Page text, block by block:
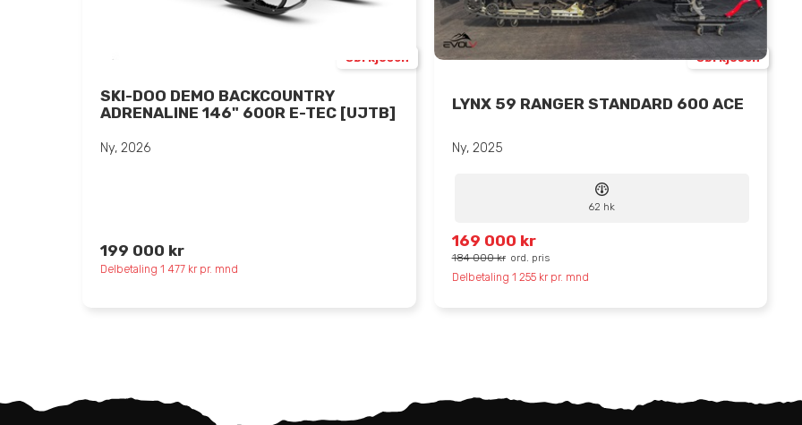
SKI-DOO DEMO BACKCOUNTRY
ADRENALINE 146" 600R E-TEC [UJTB]
Ny, 2026
Sørkjosen
199 000 kr
Delbetaling 1 477 kr pr. mnd
LYNX 59 RANGER STANDARD 600 ACE
Ny, 2025
Sørkjosen
62 hk
169 000 kr
184 000 kr ord. pris
Delbetaling 1 255 kr pr. mnd